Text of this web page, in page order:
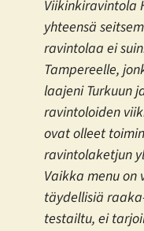
Viikinkiravintola
yhteensä
ravintolaa ei
Tampereelle,
laajeni Turkuun
ravintoloiden
ovat olleet
ravintolaketjun
Vaikka menu on
täydellisiä
testailtu, ei